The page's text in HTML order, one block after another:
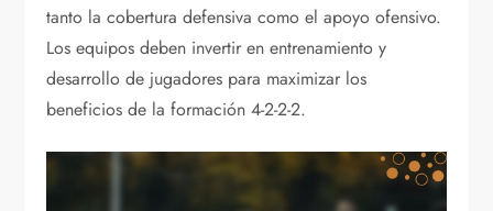
tanto la cobertura defensiva como el apoyo ofensivo.
Los equipos deben invertir en entrenamiento y
desarrollo de jugadores para maximizar los
beneficios de la formación 4-2-2-2.